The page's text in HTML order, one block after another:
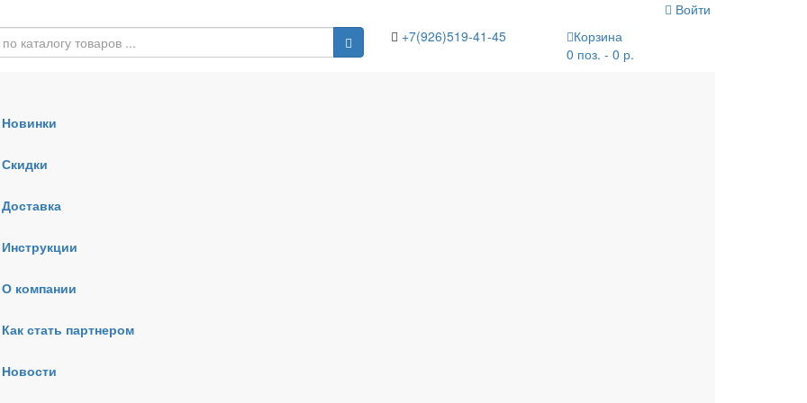
Войти
+7(926)519-41-45
Корзина
0 поз. - 0 р.
Новинки
Скидки
Доставка
Инструкции
О компании
Как стать партнером
Новости